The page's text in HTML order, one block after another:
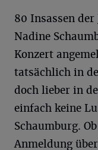
80 Insassen
Nadine
Konzert
tatsächlich in
doch lieber in
einfach keine
Schaumburg.
Anmeldung